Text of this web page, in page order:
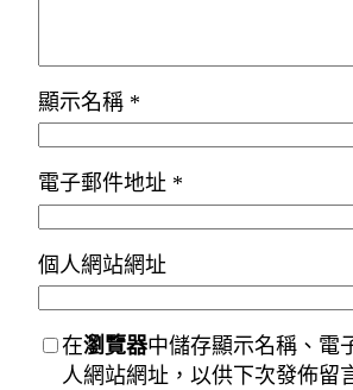
顯示名稱 *
電子郵件地址 *
個人網站網址
在瀏覽器中儲存顯示名稱、電
人網站網址，以供下次發佈留